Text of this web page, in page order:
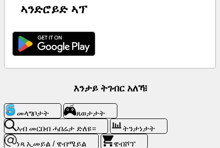
ርክባት
ኣብ
መርበብ
ሓበሬታ
ድለዩ።
ኣንድሮይድ ኣፕ
እንታይ ትገብር አለኻ፧
መላግቦታት
ጸወታታት
ኣብ መርበብ ሓበሬታ ድለዩ።
ትንታነታት
ነጻ ኢመይል / ዌብሜይል
ዌብሾፕ